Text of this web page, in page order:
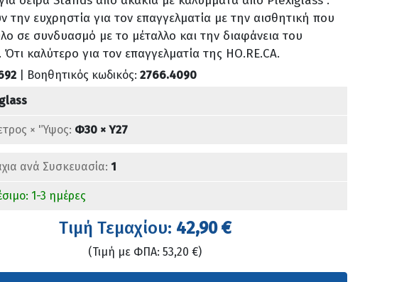
την ευχρηστία για τον επαγγελματία με την αισθητική που
σε συνδυασμό με το μέταλλο και την διαφάνεια του
καλύτερο για τον επαγγελματία της HO.RE.CA.
| Βοηθητικός κωδικός: 2766.4090
× 'Ύψος: Φ30 × Υ27
ανά Συσκευασία: 1
1-3 ημέρες
Tιμή Τεμαχίου: 42,90 €
(Τιμή με ΦΠΑ: 53,20 €)